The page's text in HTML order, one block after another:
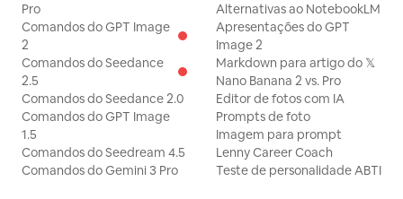
Pro
Comandos do GPT Image
2
Comandos do Seedance
2.5
Comandos do Seedance 2.0
Comandos do GPT Image
1.5
Comandos do Seedream 4.5
Comandos do Gemini 3 Pro
Alternativas ao NotebookLM
Apresentações do GPT
Image 2
Markdown para artigo do 𝕏
Nano Banana 2 vs. Pro
Editor de fotos com IA
Prompts de foto
Imagem para prompt
Lenny Career Coach
Teste de personalidade ABTI